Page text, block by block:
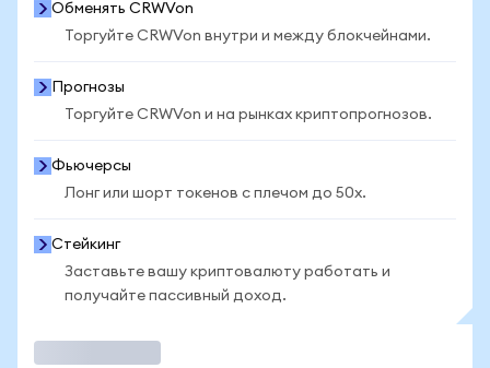
Обменять CRWVon
Торгуйте CRWVon внутри и между блокчейнами.
Прогнозы
Торгуйте CRWVon и на рынках криптопрогнозов.
Фьючерсы
Лонг или шорт токенов с плечом до 50x.
Стейкинг
Заставьте вашу криптовалюту работать и
получайте пассивный доход.